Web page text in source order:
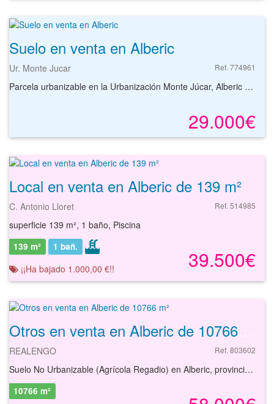
Suelo en venta en Alberic
Ur. Monte Jucar Ref. 774961
Parcela urbanizable en la Urbanización Monte Júcar, Alberic (Valencia). Uso permitido: construcción de vivienda aislada unifamiliar con parcela. Superficie edificable de la parcela: 522 m2 aproximadamente. Altura máxima de 2 niveles. Buen acceso por carretera.
29.000€
Local en venta en Alberic de 139 m²
C. Antonio Lloret Ref. 514985
superficie 139 m², 1 baño, Piscina
39.500€
139 m² 1 bañ.
¡¡Ha bajado 1.000,00 €!!
REALENGO Ref. 803602
Suelo No Urbanizable (Agrícola Regadio) en Alberic, provincia de Valencia, con una superficie de 10.766 m². El % de propiedad que se posee en la finca registral es del 100 %.
10766 m²